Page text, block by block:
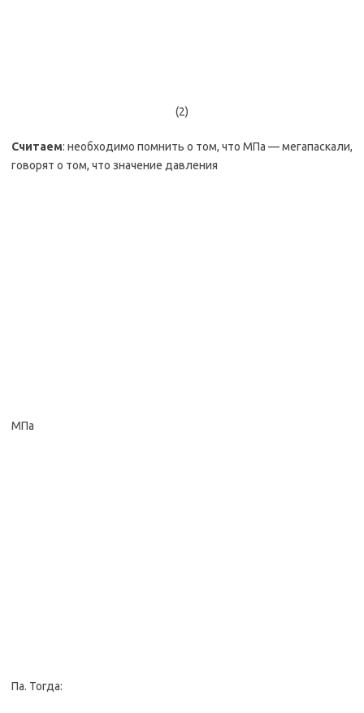
(2)
Считаем: необходимо помнить о том, что МПа — мегапаскали,
говорят о том, что значение давления
МПа
Па. Тогда: